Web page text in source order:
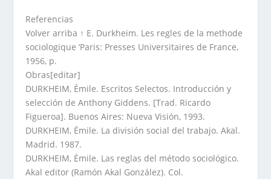
Referencias
Volver arriba ↑ E. Durkheim. Les regles de la methode
sociologique ‘Paris: Presses Universitaires de France,
1956, p.
Obras[editar]
DURKHEIM, Émile. Escritos Selectos. Introducción y
selección de Anthony Giddens. [Trad. Ricardo
Figueroa]. Buenos Aires: Nueva Visión, 1993.
DURKHEIM, Émile. La división social del trabajo. Akal.
Madrid. 1987.
DURKHEIM, Émile. Las reglas del método sociológico.
Akal editor (Ramón Akal González). Col.